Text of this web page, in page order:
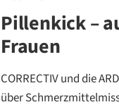
Pillenkick –
Frauen
CORRECTIV und die
über